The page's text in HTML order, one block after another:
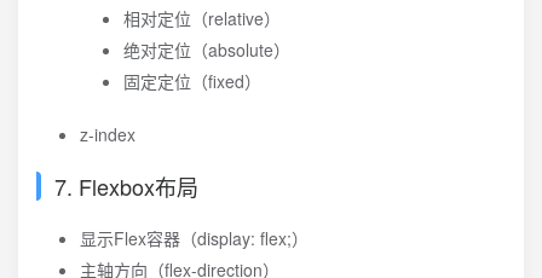
相对定位（relative）
绝对定位（absolute）
固定定位（fixed）
z-index
7. Flexbox布局
显示Flex容器（display: flex;）
主轴方向（flex-direction）